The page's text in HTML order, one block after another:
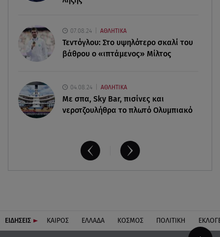
Κορυφώνεται η έξοδος του Αυγούστου -
«Καρφίτσα δεν πέφτει» στα λιμάνια
07.08.24 ΑΘΛΗΤΙΚΑ
Τεντόγλου: Στο υψηλότερο σκαλί του
βάθρου ο «ιπτάμενος» Μίλτος
04.08.24 ΑΘΛΗΤΙΚΑ
Με σπα, Sky Bar, πισίνες και
νεροτζουλήθρα το πλωτό Ολυμπιακό
ΕΙΔΗΣΕΙΣ ΚΑΙΡΟΣ ΕΛΛΑΔΑ ΚΟΣΜΟΣ ΠΟΛΙΤΙΚΗ